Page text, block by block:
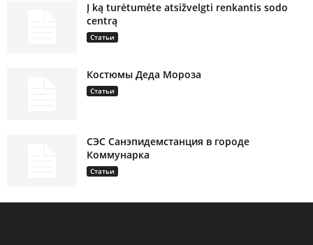
Į ką turėtumėte atsižvelgti renkantis sodo
centrą
Статьи
Костюмы Деда Мороза
Статьи
СЭС Санэпидемстанция в городе
Коммунарка
Статьи